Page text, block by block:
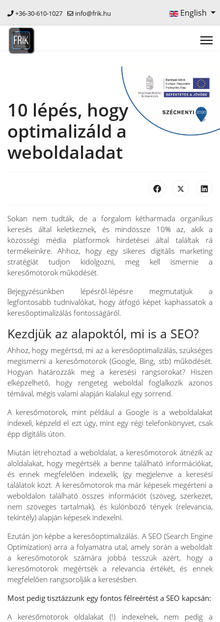
+36-30-610-1027 info@frik.hu English
10 lépés, hogy
optimalizáld a
weboldaladat
Sokan nem tudták, de a forgalom kétharmada organikus
keresés által keletkeznek, és mindössze 10% az, akik a
közösségi média platformok hirdetései által találtak rá
termékeinkre. Ahhoz, hogy egy sikeres digitális marketing
stratégiát tudjon kidolgozni, meg kell ismernie a
keresőmotorok működését.
Bejegyzésünkben lépésről-lépésre megmutatjuk a
legfontosabb tudnivalókat, hogy átfogó képet kaphassatok a
keresőoptimalizálás fontosságáról.
Kezdjük az alapoktól, mi is a SEO?
Ahhoz, hogy megértsd, mi az a keresőoptimalizálás, szükséges
megismerni a keresőmotorok (Google, Bing, stb) működését.
Hogyan határozzák meg a keresési rangsorokat? Hiszen
elképzelhető, hogy rengeteg weboldal foglalkozik azonos
témával, mégis valami alapján kialakul egy sorrend.
A keresőmotorok, mint például a Google is a weboldalakat
indexeli, képzeld el ezt úgy, mint egy régi telefonkönyvet, csak
épp digitális úton.
Miután létrehoztad a weboldalat, a keresőmotorok átnézik az
aloldalakat, hogy megértsék a benne található információkat,
és ennek megfelelően indexelik, így megjelenve a keresési
találatok közt. A keresőmotorok ma már képesek megérteni a
weboldalon található összes információt (szöveg, szerkezet,
nem szöveges tartalmak), és különböző tények (relevancia,
tekintély) alapján képesek indexelni.
Ezután jön képbe a keresőoptimalizálás. A SEO (Search Engine
Optimization) arra a folyamatra utal, amely során a weboldalt
a keresőmotorok számára jobbá tesszük azért, hogy a
keresőmotorok megértsék a relevancia értékét, és ennek
megfelelően rangsorolják a keresésben.
Most pedig tisztázzunk egy fontos félreértést a SEO kapcsán:
A keresőmotorok oldalakat (!) indexelnek, nem pedig a